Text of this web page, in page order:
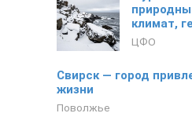
климат,
ЦФО
Свирск — город
жизни
Поволжье